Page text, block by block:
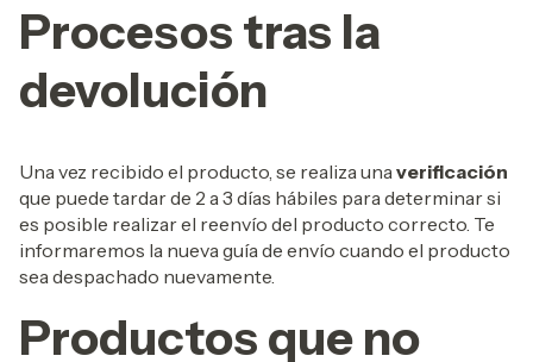
Procesos tras la
devolución
Una vez recibido el producto, se realiza una verificación
que puede tardar de 2 a 3 días hábiles para determinar si
es posible realizar el reenvío del producto correcto. Te
informaremos la nueva guía de envío cuando el producto
sea despachado nuevamente.
Productos que no